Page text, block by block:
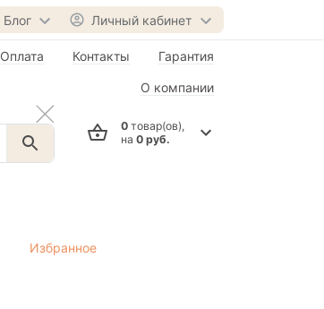
Блог Личный кабинет
Оплата Контакты Гарантия
О компании
0товар(ов),
на 0 руб.
Избранное